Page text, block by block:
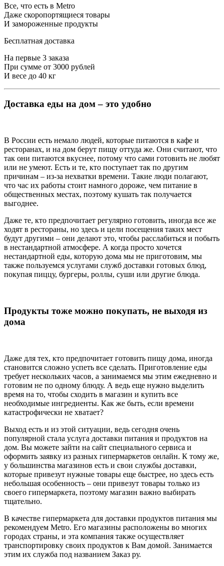
Все, что есть в Metro
Даже скоропортящиеся товары
И замороженные продукты
Бесплатная доставка
На первые 3 заказа
При сумме от 3000 рублей
И весе до 40 кг
Доставка еды на дом – это удобно
В России есть немало людей, которые питаются в кафе и
ресторанах, и на дом берут пищу оттуда же. Они считают, что
так они питаются вкуснее, потому что сами готовить не любят
или не умеют. Есть и те, кто поступает так по другим
причинам – из-за нехватки времени. Такие люди полагают,
что час их работы стоит намного дороже, чем питание в
общественных местах, поэтому кушать так получается
выгоднее.
Даже те, кто предпочитает регулярно готовить, иногда все же
ходят в рестораны, но здесь и цели посещения таких мест
будут другими – они делают это, чтобы расслабиться и побыть
в нестандартной атмосфере. А когда просто хочется
нестандартной еды, которую дома мы не приготовим, мы
также пользуемся услугами служб доставки готовых блюд,
покупая пиццу, бургеры, роллы, суши или другие блюда.
Продукты тоже можно покупать, не выходя из
дома
Даже для тех, кто предпочитает готовить пищу дома, иногда
становится сложно успеть все сделать. Приготовление еды
требует нескольких часов, а занимаемся мы этим ежедневно и
готовим не по одному блюду. А ведь еще нужно выделить
время на то, чтобы сходить в магазин и купить все
необходимые ингредиенты. Как же быть, если времени
катастрофически не хватает?
Выход есть и из этой ситуации, ведь сегодня очень
популярной стала услуга доставки питания и продуктов на
дом. Вы можете зайти на сайт специального сервиса и
оформить заявку из разных гипермаркетов онлайн. К тому же,
у большинства магазинов есть и свои службы доставки,
которые привезут нужные товары еще быстрее, но здесь есть
небольшая особенность – они привезут товары только из
своего гипермаркета, поэтому магазин важно выбирать
тщательно.
В качестве гипермаркета для доставки продуктов питания мы
рекомендуем Metro. Его магазины расположены во многих
городах страны, и эта компания также осуществляет
транспортировку своих продуктов к Вам домой. Занимается
этим их служба под названием Заказ ру.